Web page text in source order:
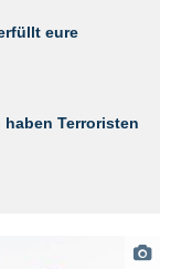
eure
haben Terroristen